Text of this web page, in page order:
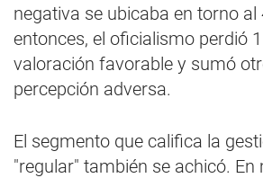
negativa se ubicaba en torno al
entonces, el oficialismo perdió
valoración favorable y sumó
percepción adversa.
El segmento que califica la
"regular" también se achicó.